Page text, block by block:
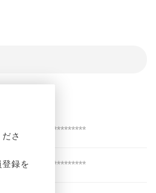
さ
録を
********************
********************